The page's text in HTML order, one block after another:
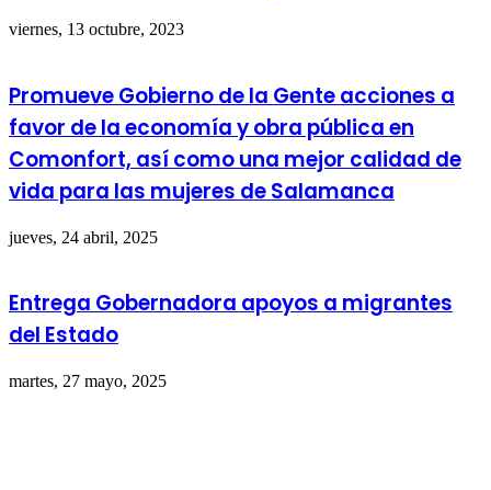
viernes, 13 octubre, 2023
Promueve Gobierno de la Gente acciones a
favor de la economía y obra pública en
Comonfort, así como una mejor calidad de
vida para las mujeres de Salamanca
jueves, 24 abril, 2025
Entrega Gobernadora apoyos a migrantes
del Estado
martes, 27 mayo, 2025